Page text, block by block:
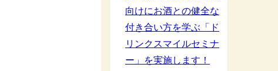
向けにお酒との健全な
付き合い方を学ぶ「ド
リンクスマイルセミナ
ー」を実施します！